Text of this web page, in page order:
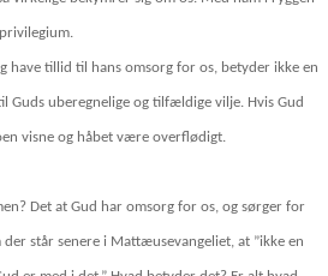
have tillid til hans omsorg for os, betyder ikke en
Guds uberegnelige og tilfældige vilje. Hvis Gud
visne og håbet være overflødigt.
Det at Gud har omsorg for os, og sørger for
står senere i Mattæusevangeliet, at ”ikke en